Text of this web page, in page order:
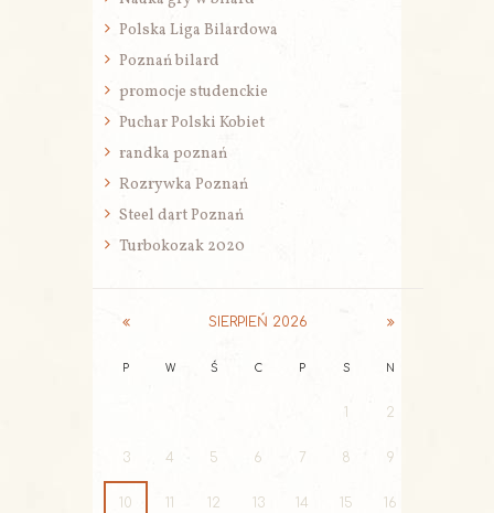
Polska Liga Bilardowa
Poznań bilard
promocje studenckie
Puchar Polski Kobiet
randka poznań
Rozrywka Poznań
Steel dart Poznań
Turbokozak 2020
SIERPIEŃ 2026
P W Ś C P S N
2
3 4 5 6 7 8 9
10 11 12 13 14 15 16